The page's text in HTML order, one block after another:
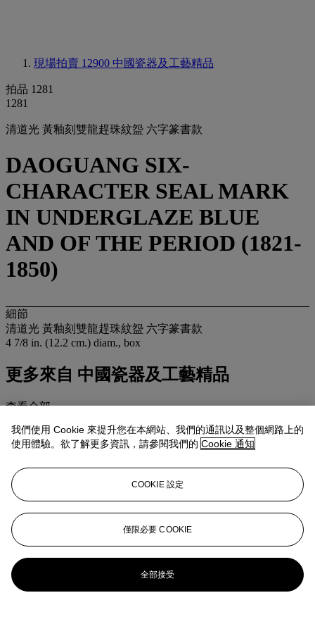
現場拍賣 12900 中國瓷器及工藝精品
拍品 1281
1281
清道光 黃釉刻雙龍趕珠紋盌 六字篆書款
DAOGUANG SIX-
CHARACTER SEAL MARK
IN UNDERGLAZE BLUE
AND OF THE PERIOD (1821-
1850)
細節
清道光 黃釉刻雙龍趕珠紋盌 六字篆書款
4 7/8 in. (12.2 cm.) diam., box
更多來自 中國瓷器及工藝精品
查看全部
我們使用 Cookie 來提升您在本網站、我們的通訊以及整個網路上的
使用體驗。欲了解更多資訊，請參閱我們的 Cookie 通知
COOKIE 設定
僅限必要 COOKIE
全部接受